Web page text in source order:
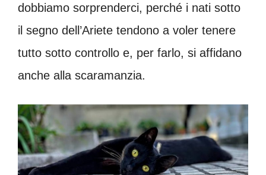
dobbiamo sorprenderci, perché i nati sotto
il segno dell’Ariete tendono a voler tenere
tutto sotto controllo e, per farlo, si affidano
anche alla scaramanzia.